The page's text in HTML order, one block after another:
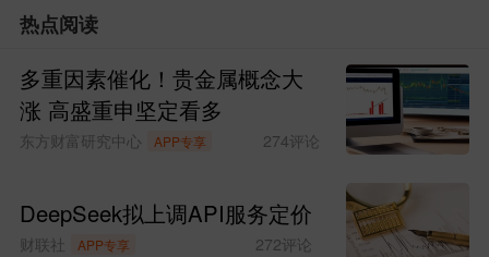
热点阅读
多重因素催化！贵金属概念大
涨 高盛重申坚定看多
东方财富研究中心 APP专享 274评论
DeepSeek拟上调API服务定价
财联社 APP专享 272评论